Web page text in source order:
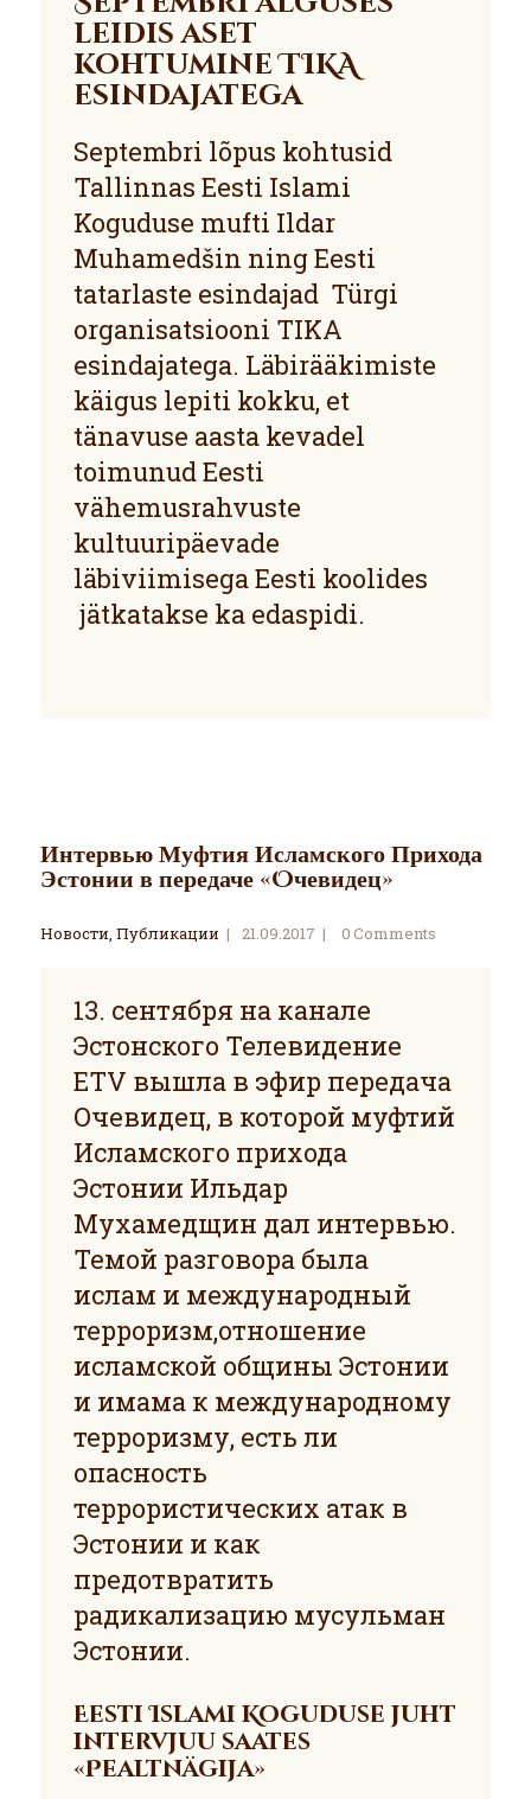
leidis aset
kohtumine TIKA
esindajatega
Septembri lõpus kohtusid
Tallinnas Eesti Islami
Koguduse mufti Ildar
Muhamedšin ning Eesti
tatarlaste esindajad Türgi
organisatsiooni TIKA
esindajatega. Läbirääkimiste
käigus lepiti kokku, et
tänavuse aasta kevadel
toimunud Eesti
vähemusrahvuste
kultuuripäevade
läbiviimisega Eesti koolides
jätkatakse ka edaspidi.
Интервью Муфтия Исламского Прихода
Эстонии в передаче «Oчевидец»
Новости, Публикации 21.09.2017 0Comments
13. сентября на канале
Эстонского Телевидение
ETV вышла в эфир передача
Oчевидец, в которой муфтий
Исламского прихода
Эстонии Ильдаp
Мухамедщин дал интервью.
Темой разговора была
ислам и международный
терроризм,отношение
исламской общины Эстонии
и имама к международному
терроризму, есть ли
опасность
террористических атак в
Эстонии и как
предотвратить
радикализацию мусульман
Эстонии.
Eesti Islami Koguduse juht
intervjuu saates
«Pealtnägija»